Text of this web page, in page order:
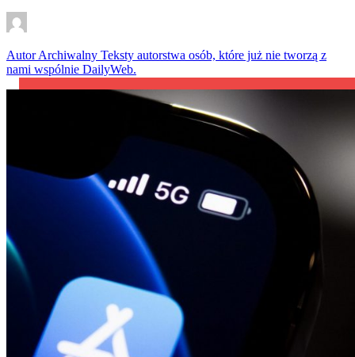
Autor Archiwalny Teksty autorstwa osób, które już nie tworzą z
nami wspólnie DailyWeb.